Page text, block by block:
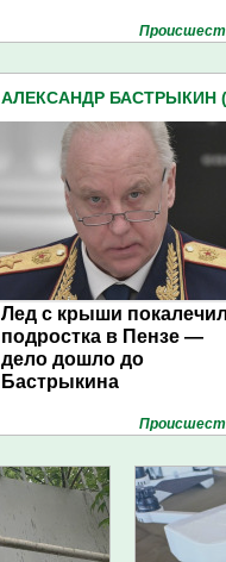
АЛЕКСАНДР БАСТРЫКИН
Лед с крыши
подростка в Пензе —
дело дошло до
Бастрыкина